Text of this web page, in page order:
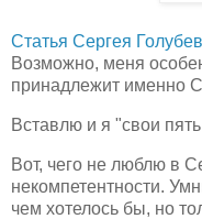
Статья Сергея
Возможно, меня
принадлежит именно
Вставлю и я "свои
Вот, чего не люблю в
некомпетентности.
чем хотелось бы, но